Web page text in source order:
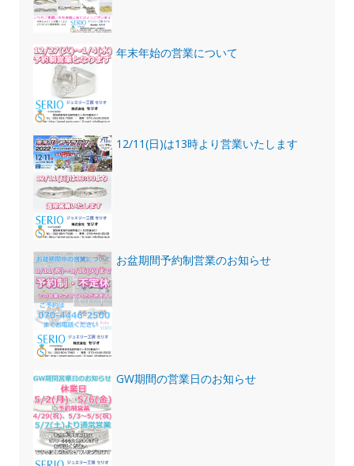
年末年始の営業について
12/11(日)は13時より営業いたします
お盆期間予約制営業のお知らせ
GW期間の営業日のお知らせ